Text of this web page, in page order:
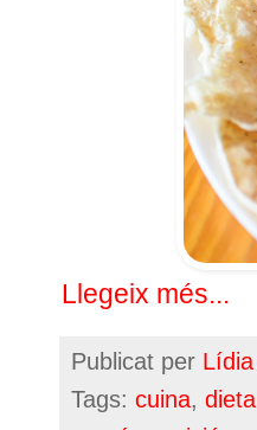
Llegeix més...
Publicat per Lídia
Tags: cuina, dieta